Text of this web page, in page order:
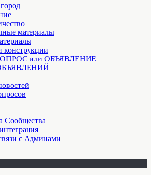
материалы
конструкции
или ОБЪЯВЛЕНИЕ
Сообщества
с Админами